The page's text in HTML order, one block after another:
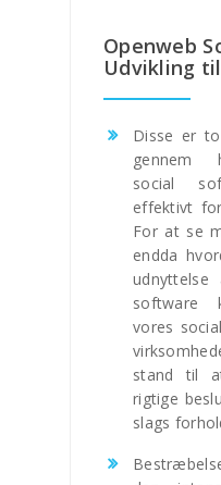
Openweb
Udvikling
Disse er
gennem
social
effektivt
For at se
endda
software
vores
stand til
rigtige
slags